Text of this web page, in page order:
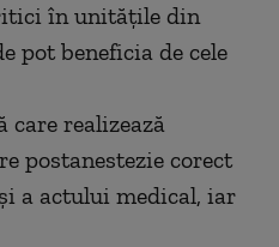
în unităţile din
pot beneficia de cele
realizează
postanestezie corect
a actului medical, iar